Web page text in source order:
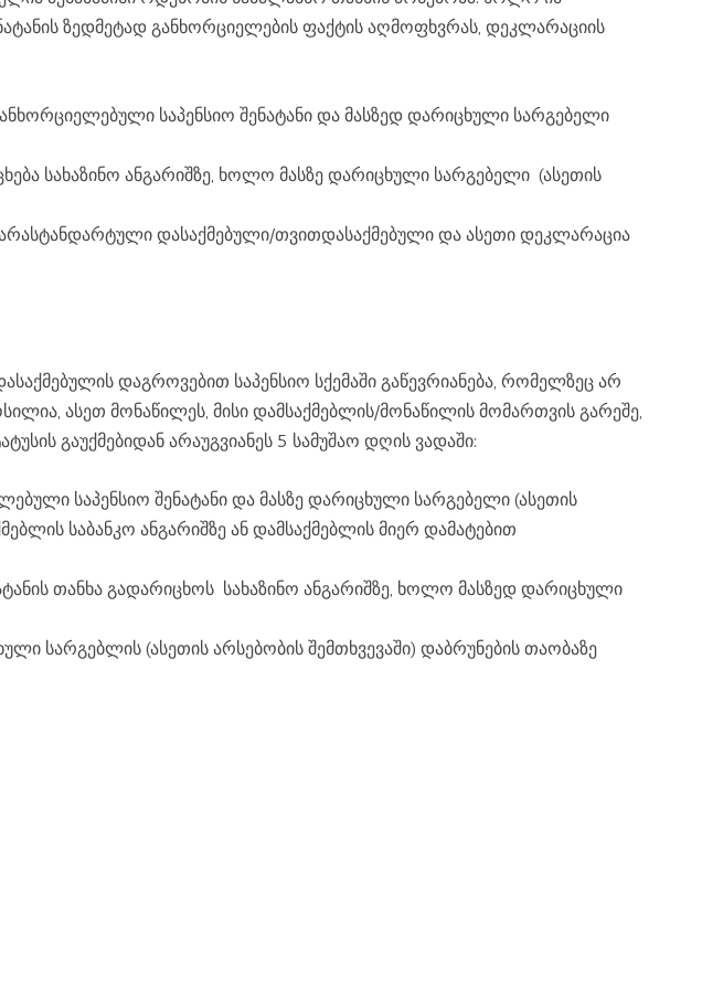
ზედმეტად განხორციელების ფაქტის აღმოფხვრას, დეკლარაციის
ასეთ მონაწილეს, მისი დამსაქმებლის/მონაწილის მომართვის გარეშე,
გაუქმებიდან არაუგვიანეს 5 სამუშაო დღის ვადაში:
საბანკო ანგარიშზე ან დამსაქმებლის მიერ დამატებით